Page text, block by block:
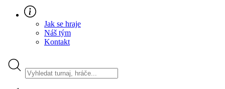
Jak se hraje
Náš tým
Kontakt